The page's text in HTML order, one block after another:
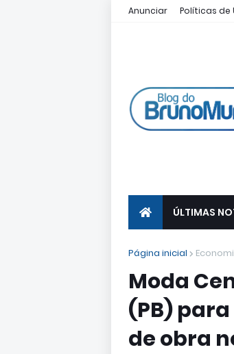
Anunciar Políticas de
ÚLTIMAS
Página inicial
Moda
(PB)
de obra